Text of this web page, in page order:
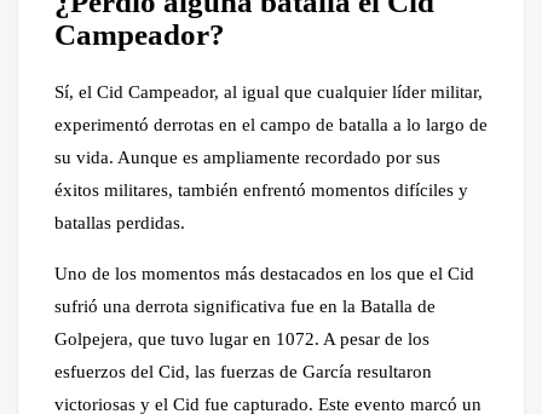
Campeador?
Sí, el Cid Campeador, al igual que cualquier líder militar,
experimentó derrotas en el campo de batalla a lo largo de
su vida. Aunque es ampliamente recordado por sus
éxitos militares, también enfrentó momentos difíciles y
batallas perdidas.
Uno de los momentos más destacados en los que el Cid
sufrió una derrota significativa fue en la Batalla de
Golpejera, que tuvo lugar en 1072. A pesar de los
esfuerzos del Cid, las fuerzas de García resultaron
victoriosas y el Cid fue capturado. Este evento marcó un